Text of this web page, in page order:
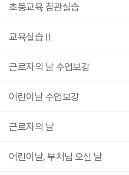
초등교육 참관실습
교육실습Ⅱ
근로자의 날 수업보강
어린이날 수업보강
근로자의 날
어린이날, 부처님 오신 날